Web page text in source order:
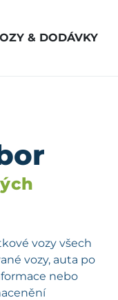
& DODÁVKY
vozy všech
vozy, auta po
nebo